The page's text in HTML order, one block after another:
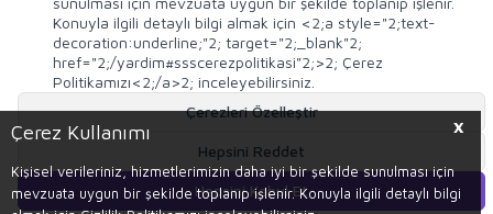
X
Çerez Kullanımı
Kişisel verileriniz, hizmetlerimizin daha iyi bir şekilde sunulması için
mevzuata uygun bir şekilde toplanıp işlenir. Konuyla ilgili detaylı bilgi
Sepete Ekle
E-TicaretSistemleriyle Hazırlanmıştır.
Konuyla ilgili detaylı bilgi almak için <2;a style="2;text-
decoration:underline;"2; target="2;_blank"2;
href="2;/yardim#ssscerezpolitikasi"2;>2; Çerez
Politikamızı<2;/a>2; inceleyebilirsiniz.
Çerezleri Özelleştir
Hepsini Reddet
Hepsini Kabul Et